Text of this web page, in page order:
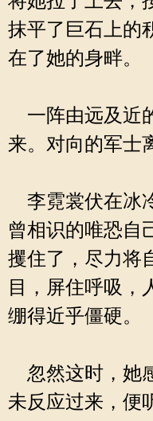
抹平了巨石上的
在了她的身畔。
一阵由远及近
来。对向的军士
李霓裳伏在冰
曾相识的唯恐自
攫住了，尽力将
目，屏住呼吸，
绷得近乎僵硬。
忽然这时，她
未反应过来，便